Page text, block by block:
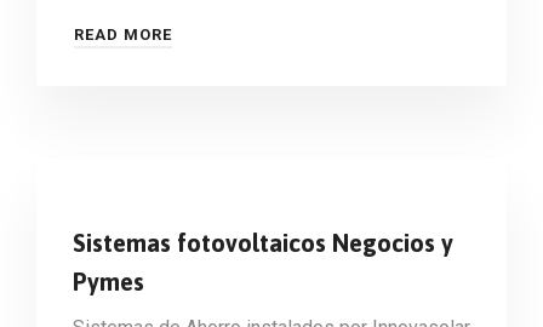
READ MORE
Sistemas fotovoltaicos Negocios y
Pymes